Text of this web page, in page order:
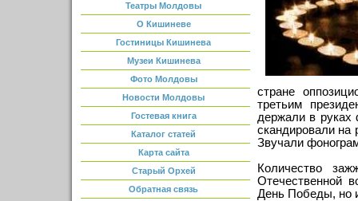
Театры Молдовы
О Кишиневе
Гостиницы Кишинева
Музеи Кишинева
Фото Молдовы
Новости Молдовы
Гостевая книга
Каталог статей
Карта сайта
Старый Орхей
Обратная связь
стране
третьим
держали в руках
скандировали на
Звучали
Количество
Отечественной
День Победы, но